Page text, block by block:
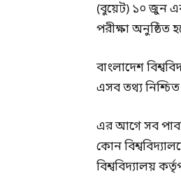
(বুয়েট) ১০ জুন
পরীক্ষা অনুষ্ঠিত
বাংলাদেশ
এসব তথ্য
এর আগে সব
কোন
বিশ্ববিদ্যালয়